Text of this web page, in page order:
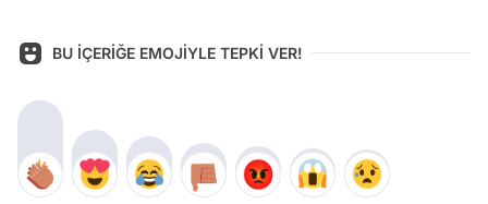
BU İÇERİĞE EMOJİYLE TEPKİ VER!